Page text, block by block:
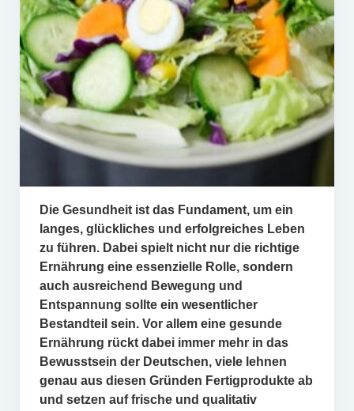
Die Gesundheit ist das Fundament, um ein
langes, glückliches und erfolgreiches Leben
zu führen. Dabei spielt nicht nur die richtige
Ernährung eine essenzielle Rolle, sondern
auch ausreichend Bewegung und
Entspannung sollte ein wesentlicher
Bestandteil sein. Vor allem eine gesunde
Ernährung rückt dabei immer mehr in das
Bewusstsein der Deutschen, viele lehnen
genau aus diesen Gründen Fertigprodukte ab
und setzen auf frische und qualitativ